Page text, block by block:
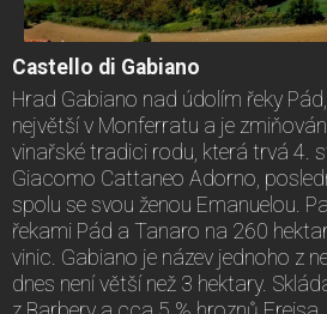
Castello di Gabiano
Hrad Gabiano nad údolím řeky
největší v Monferratu a je
vinařské tradici rodu, která trvá 4.
Giacomo Cattaneo Adorno,
spolu se svou ženou Emanuelou.
řekami Pád a Tanaro na 260
vinic. Gabiano je název jednoho z
dnes není větší než 3 hektary.